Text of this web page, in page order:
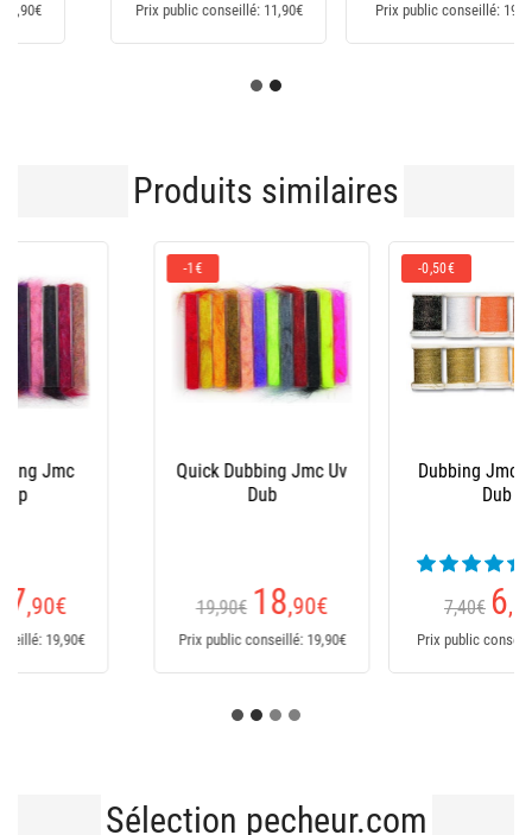
Prix public conseillé: 199€ Prix public conseillé: 199€
Produits similaires
Dubbing Jmc Mirage
Prix public conseillé: 7,40€
Quick Dubbing Jmc
,90€
Prix public conseillé: 19,90€
Sélection pecheur.com